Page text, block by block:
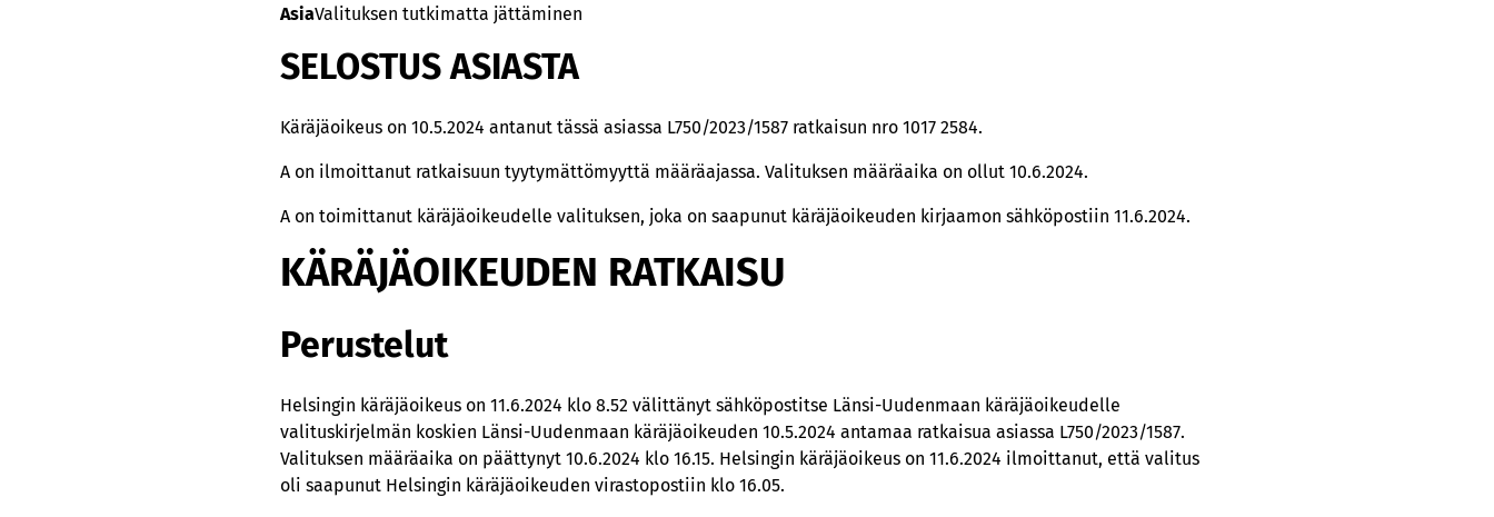
AsiaValituksen tutkimatta jättäminen
SELOSTUS ASIASTA
Käräjäoikeus on 10.5.2024 antanut tässä asiassa L750/2023/1587 ratkaisun nro 1017 2584.
A on ilmoittanut ratkaisuun tyytymättömyyttä määräajassa. Valituksen määräaika on ollut 10.6.2024.
A on toimittanut käräjäoikeudelle valituksen, joka on saapunut käräjäoikeuden kirjaamon sähköpostiin 11.6.2024.
KÄRÄJÄOIKEUDEN RATKAISU
Perustelut
Helsingin käräjäoikeus on 11.6.2024 klo 8.52 välittänyt sähköpostitse Länsi-Uudenmaan käräjäoikeudelle
valituskirjelmän koskien Länsi-Uudenmaan käräjäoikeuden 10.5.2024 antamaa ratkaisua asiassa L750/2023/1587.
Valituksen määräaika on päättynyt 10.6.2024 klo 16.15. Helsingin käräjäoikeus on 11.6.2024 ilmoittanut, että valitus
oli saapunut Helsingin käräjäoikeuden virastopostiin klo 16.05.